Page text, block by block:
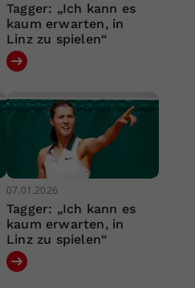
Tagger: „Ich kann es
kaum erwarten, in
Linz zu spielen“
07.01.2026
Tagger: „Ich kann es
kaum erwarten, in
Linz zu spielen“